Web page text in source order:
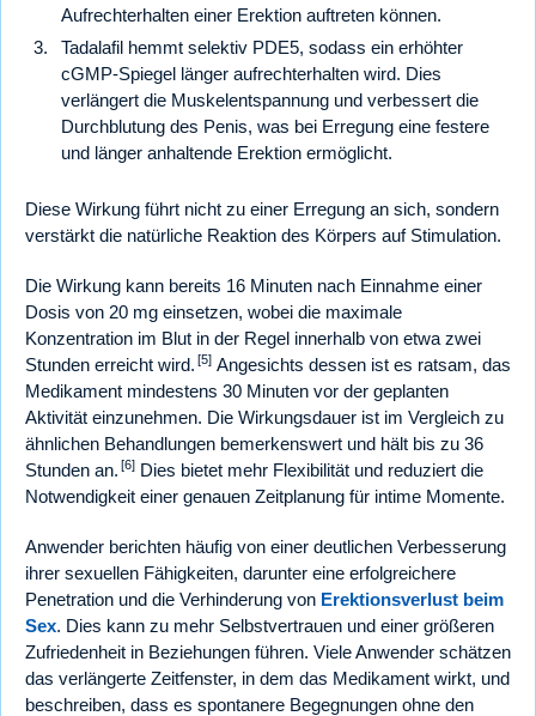
Aufrechterhalten einer Erektion auftreten können.
Tadalafil hemmt selektiv PDE5, sodass ein erhöhter
cGMP-Spiegel länger aufrechterhalten wird. Dies
verlängert die Muskelentspannung und verbessert die
Durchblutung des Penis, was bei Erregung eine festere
und länger anhaltende Erektion ermöglicht.
Diese Wirkung führt nicht zu einer Erregung an sich, sondern
verstärkt die natürliche Reaktion des Körpers auf Stimulation.
Die Wirkung kann bereits 16 Minuten nach Einnahme einer
Dosis von 20 mg einsetzen, wobei die maximale
Konzentration im Blut in der Regel innerhalb von etwa zwei
Stunden erreicht wird. [5] Angesichts dessen ist es ratsam, das
Medikament mindestens 30 Minuten vor der geplanten
Aktivität einzunehmen. Die Wirkungsdauer ist im Vergleich zu
ähnlichen Behandlungen bemerkenswert und hält bis zu 36
Stunden an. [6] Dies bietet mehr Flexibilität und reduziert die
Notwendigkeit einer genauen Zeitplanung für intime Momente.
Anwender berichten häufig von einer deutlichen Verbesserung
ihrer sexuellen Fähigkeiten, darunter eine erfolgreichere
Penetration und die Verhinderung von Erektionsverlust beim
Sex. Dies kann zu mehr Selbstvertrauen und einer größeren
Zufriedenheit in Beziehungen führen. Viele Anwender schätzen
das verlängerte Zeitfenster, in dem das Medikament wirkt, und
beschreiben, dass es spontanere Begegnungen ohne den